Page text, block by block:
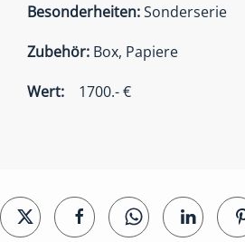
Besonderheiten:Sonderserie
Zubehör: Box, Papiere
Wert: 1700.- €